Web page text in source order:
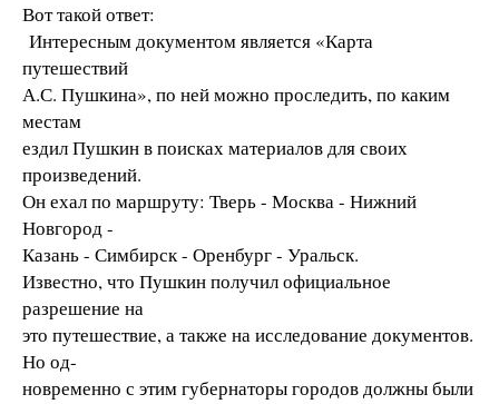
Вот такой ответ:
Интересным документом является «Карта
путешествий
А.С. Пушкина», по ней можно проследить, по каким
местам
ездил Пушкин в поисках материалов для своих
произведений.
Он ехал по маршруту: Тверь - Москва - Нижний
Новгород -
Казань - Симбирск - Оренбург - Уральск.
Известно, что Пушкин получил официальное
разрешение на
это путешествие, а также на исследование документов.
Но од-
новременно с этим губернаторы городов должны были